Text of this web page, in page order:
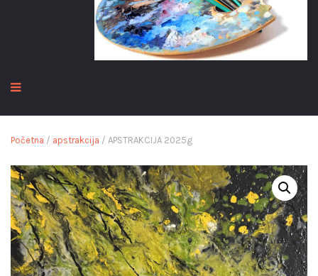
Početna / apstrakcija / APSTRAKCIJA 2025g